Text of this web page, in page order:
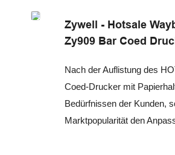
Zywell - Hotsale
Zy909 Bar Coed
Nach der Auflistung des
Coed-Drucker mit
Bedürfnissen der Kunden,
Marktpopularität den